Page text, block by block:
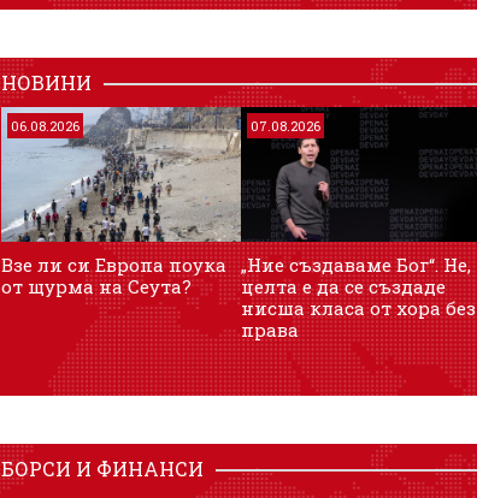
НОВИНИ
06.08.2026
Взе ли си Европа поука
от щурма на Сеута?
07.08.2026
„Ние създаваме Бог“. Не,
целта е да се създаде
нисша класа от хора без
права
БОРСИ И ФИНАНСИ